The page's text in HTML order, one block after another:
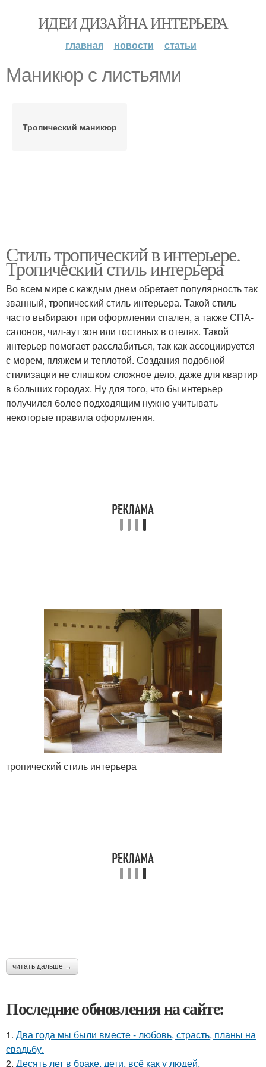
ИДЕИ ДИЗАЙНА ИНТЕРЬЕРА
главная новости статьи
Маникюр с листьями
Тропический маникюр
Стиль тропический в интерьере.
Тропический стиль интерьера
Во всем мире с каждым днем обретает популярность так
званный, тропический стиль интерьера. Такой стиль
часто выбирают при оформлении спален, а также СПА-
салонов, чил-аут зон или гостиных в отелях. Такой
интерьер помогает расслабиться, так как ассоциируется
с морем, пляжем и теплотой. Создания подобной
стилизации не слишком сложное дело, даже для квартир
в больших городах. Ну для того, что бы интерьер
получился более подходящим нужно учитывать
некоторые правила оформления.
тропический стиль интерьера
читать дальше →
Последние обновления на сайте:
1. Два года мы были вместе - любовь, страсть, планы на
свадьбу.
2. Десять лет в браке, дети, всё как у людей.